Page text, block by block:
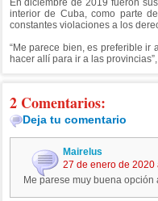
En diciembre de 2019 fueron
interior de Cuba, como parte
constantes violaciones a los
“Me parece bien, es preferible
hacer allí para ir a las
2 Comentarios:
Deja tu comentario
Mairelus
27 de enero de 2020
Me parese muy buena